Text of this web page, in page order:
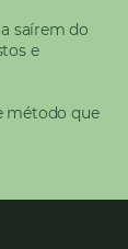
saírem do
e
método que